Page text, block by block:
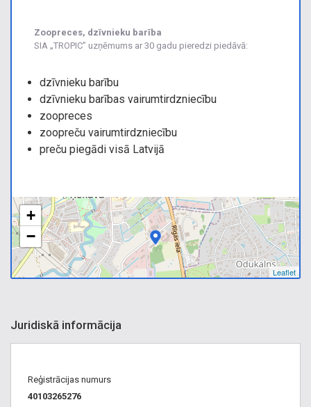
Zoopreces, dzīvnieku barība
SIA „TROPIC” uzņēmums ar 30 gadu pieredzi piedāvā:
dzīvnieku barību
dzīvnieku barības vairumtirdzniecību
zoopreces
zoopreču vairumtirdzniecību
preču piegādi visā Latvijā
+
−
Leaflet
Juridiskā informācija
Reģistrācijas numurs
40103265276